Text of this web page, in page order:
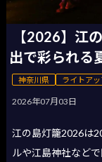
【2026】江
出で彩られる
神奈川県 ライトア
2026年07月03日
江の島灯籠2026は
ルや江島神社など